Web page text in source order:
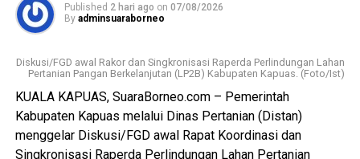
fasilitas yang lebih baik namun Pemkab Kapuas
kedepannya berkomitmen melengkapi sarpras sehingga
semakin optimal.
Ia juga mengapresiasi dukungan seluruh pelaku usaha yang
bersedia direlokasi tanpa adanya penolakan. Seluruh 16
pemotong unggas telah memenuhi kewajiban membayar
Published 2 hari ago on 07/08/2026
By adminsuaraborneo
Diskusi/FGD awal Rakor dan Singkronisasi Raperda Perlindungan Lahan
Pertanian Pangan Berkelanjutan (LP2B) Kabupaten Kapuas. (Foto/Ist)
KUALA KAPUAS, SuaraBorneo.com – Pemerintah
Kabupaten Kapuas melalui Dinas Pertanian (Distan)
menggelar Diskusi/FGD awal Rapat Koordinasi dan
Singkronisasi Raperda Perlindungan Lahan Pertanian